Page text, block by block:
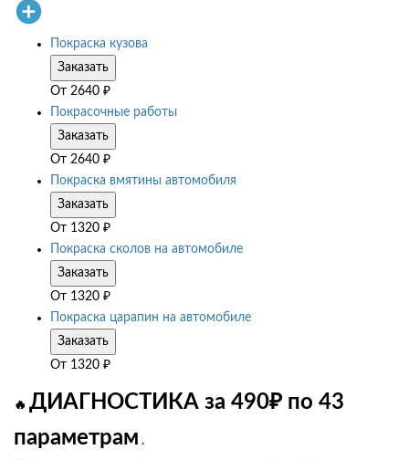
Покраска кузова
Заказать
От 2640 ₽
Покрасочные работы
Заказать
От 2640 ₽
Покраска вмятины автомобиля
Заказать
От 1320 ₽
Покраска сколов на автомобиле
Заказать
От 1320 ₽
Покраска царапин на автомобиле
Заказать
От 1320 ₽
🔥 ДИАГНОСТИКА за 490₽ по 43
параметрам .